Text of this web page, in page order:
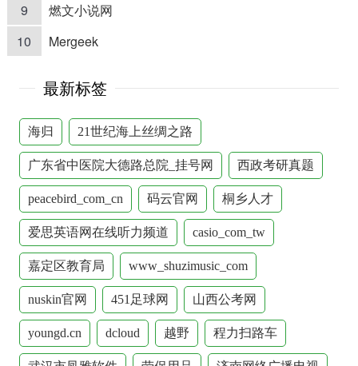
9
燃文小说网
10
Mergeek
最新标签
海归 21世纪海上丝绸之路
广东省中医院大德路总院_挂号网 西政考研真题
peacebird_com_cn 码云官网 桐乡人才
爱思英语网在线听力频道 casio_com_tw
嘉定区教育局 www_shuzimusic_com
nuskin官网 451足球网 山西公考网
youngd.cn dcloud 越野 程力扫路车